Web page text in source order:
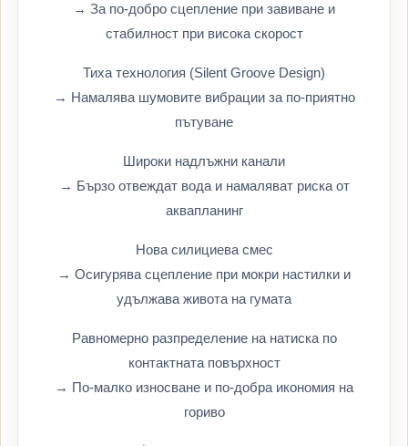
→ За по-добро сцепление при завиване и
стабилност при висока скорост
Тиха технология (Silent Groove Design)
→ Намалява шумовите вибрации за по-приятно
пътуване
Широки надлъжни канали
→ Бързо отвеждат вода и намаляват риска от
аквапланинг
Нова силициева смес
→ Осигурява сцепление при мокри настилки и
удължава живота на гумата
Равномерно разпределение на натиска по
контактната повърхност
→ По-малко износване и по-добра икономия на
гориво